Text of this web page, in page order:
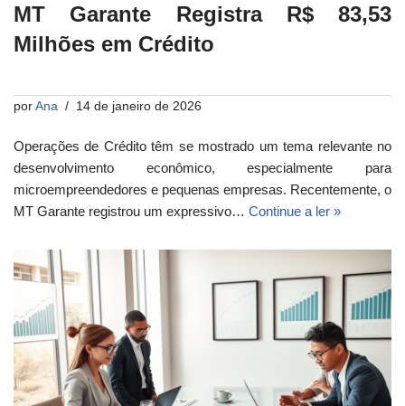
MT Garante Registra R$ 83,53
Milhões em Crédito
por Ana 14 de janeiro de 2026
Operações de Crédito têm se mostrado um tema relevante no
desenvolvimento econômico, especialmente para
microempreendedores e pequenas empresas. Recentemente, o
MT Garante registrou um expressivo… Continue a ler »